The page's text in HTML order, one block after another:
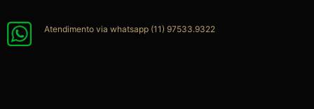
para
Atendimento via whatsapp (11) 97533.9322